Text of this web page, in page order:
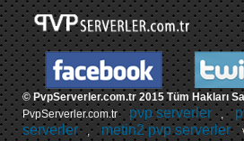
© PvpServerler.com.tr 2015 Tüm Hakları
PvpServerler.com.tr
pvp serverler ,
serverler
, metin2 pvp serverler